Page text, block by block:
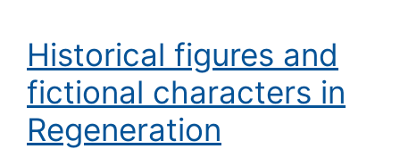
Historical figures and
fictional characters in
Regeneration